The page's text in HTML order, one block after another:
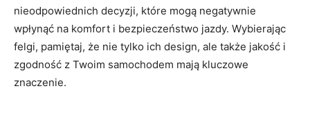
nieodpowiednich decyzji, które mogą negatywnie
wpłynąć na komfort i bezpieczeństwo jazdy. Wybierając
felgi, pamiętaj, że nie tylko ich design, ale także jakość i
zgodność z Twoim samochodem mają kluczowe
znaczenie.